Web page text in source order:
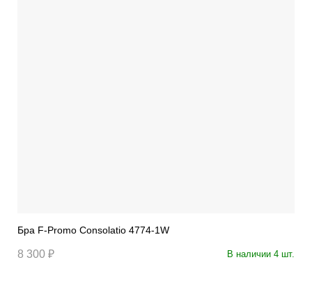
Бра F-Promo Consolatio 4774-1W
8 300 ₽ В наличии 4 шт.